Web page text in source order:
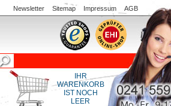
Newsletter Sitemap Impressum AGB
IHR
WARENKORB
IST NOCH
LEER